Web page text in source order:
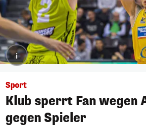
i
Sport
Klub sperrt Fan wegen
gegen Spieler